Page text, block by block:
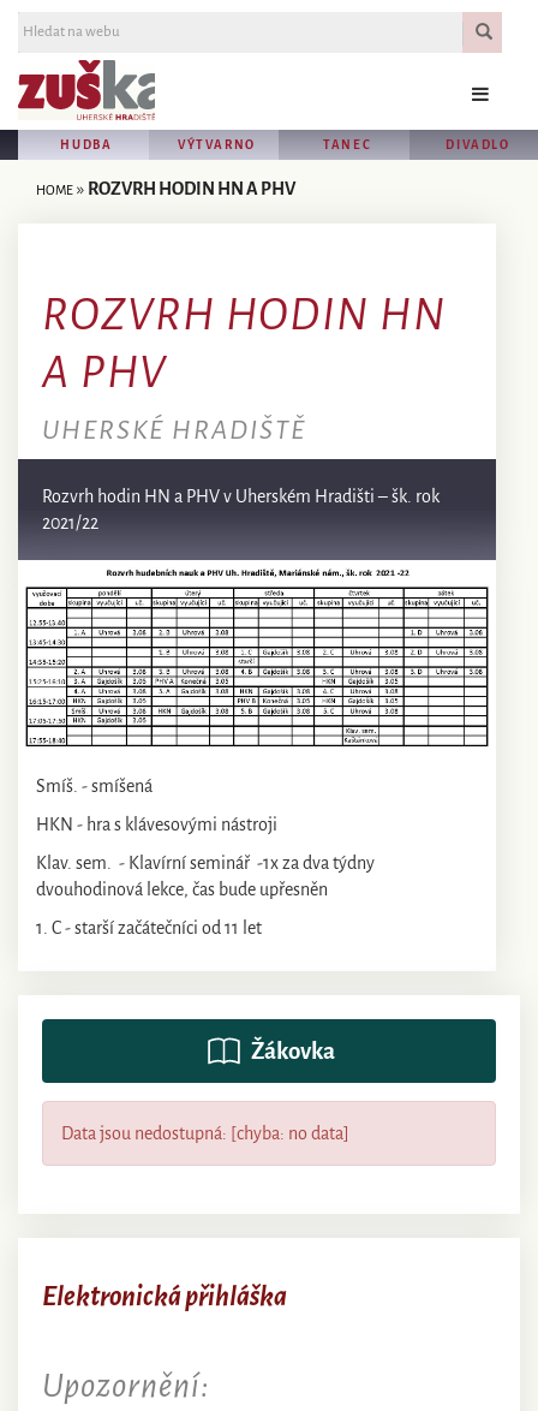
HUDBA VÝTVARNO TANEC DIVADLO
HOME » ROZVRH HODIN HN A PHV
ROZVRH HODIN HN
A PHV
UHERSKÉ HRADIŠTĚ
Rozvrh hodin HN a PHV v Uherském Hradišti – šk. rok
2021/22
Smíš. - smíšená
HKN - hra s klávesovými nástroji
Klav. sem. - Klavírní seminář -1x za dva týdny
dvouhodinová lekce, čas bude upřesněn
1. C - starší začátečníci od 11 let
Žákovka
Data jsou nedostupná: [chyba: no data]
Elektronická přihláška
Upozornění: